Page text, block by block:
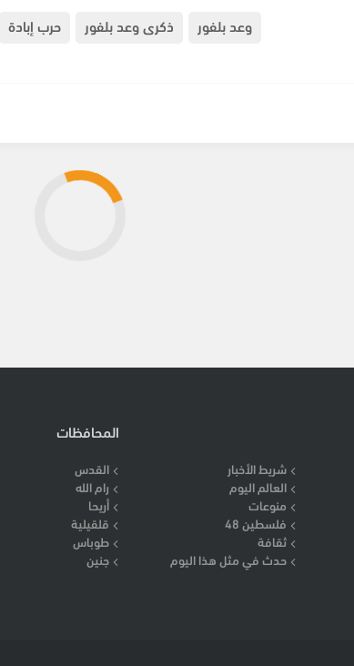
وعد بلفور
ذكرى وعد بلفور حرب إبادة
شريط الأخبار
العالم اليوم
منوعات
فلسطين 48
ثقافة
حدث في مثل هذا اليوم
المحافظات
القدس
رام الله
أريحا
قلقيلية
طوباس
جنين